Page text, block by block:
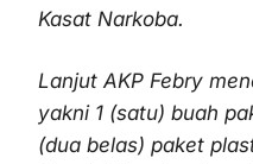
Kasat Narkoba.
Lanjut AKP Febry
yakni 1 (satu) buah
(dua belas) paket